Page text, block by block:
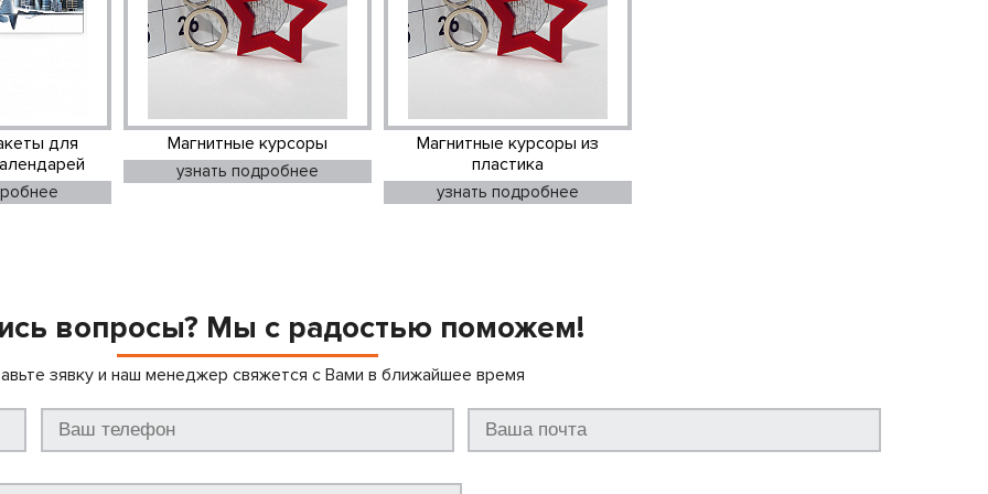
для
Магнитные курсоры
узнать подробнее
Магнитные курсоры из
пластика
узнать подробнее
вопросы? Мы с радостью поможем!
зявку и наш менеджер свяжется с Вами в ближайшее время